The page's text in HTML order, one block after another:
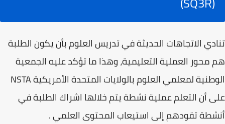
تنادي الاتجاهات الحديثة في تدريس العلوم بأن يكون الطلبة
هم محور العملية التعليمية، وهذا ما تؤكد عليه الجمعية
الوطنية لمعلمي العلوم بالولايات المتحدة الأمريكية NSTA
على أن التعلم عملية نشطة يتم خلالها اشراك الطلبة في
أنشطة تقودهم إلى استيعاب المحتوى العلمي .